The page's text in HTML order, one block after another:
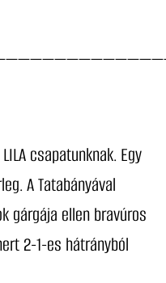
csapatunknak. Egy
A Tatabányával
gárgája ellen bravúros
2-1-es hátrányból